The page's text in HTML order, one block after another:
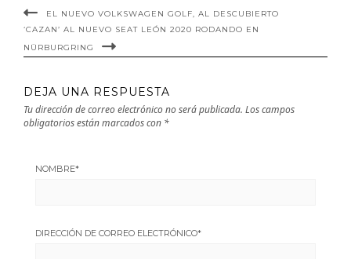
EL NUEVO VOLKSWAGEN GOLF, AL DESCUBIERTO
‘CAZAN’ AL NUEVO SEAT LEÓN 2020 RODANDO EN
NÜRBURGRING
DEJA UNA RESPUESTA
Tu dirección de correo electrónico no será publicada. Los campos
obligatorios están marcados con *
NOMBRE*
DIRECCIÓN DE CORREO ELECTRÓNICO*